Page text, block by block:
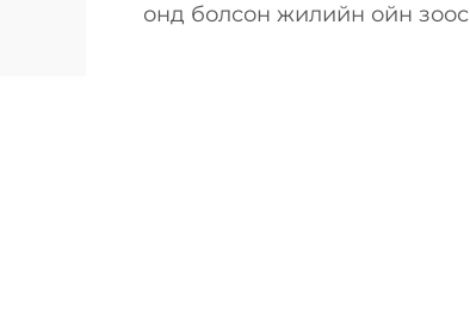
онд болсон жилийн ойн зоос